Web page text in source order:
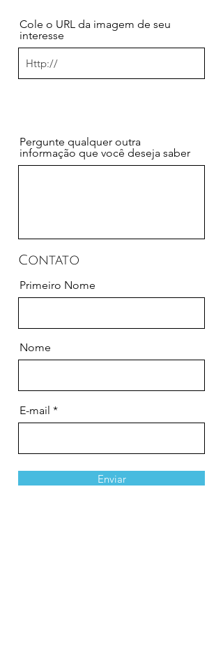
Cole o URL da imagem de seu
interesse
Pergunte qualquer outra
informação que você deseja saber
Contato
Primeiro Nome
Nome
E-mail
Enviar